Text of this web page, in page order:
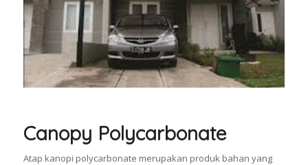
Canopy Polycarbonate
Atap kanopi polycarbonate merupakan produk bahan yang